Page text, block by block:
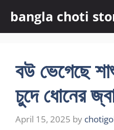
content
bangla choti
বউ ভেগেছে
চুদে ধোনের
April 15, 2025 by